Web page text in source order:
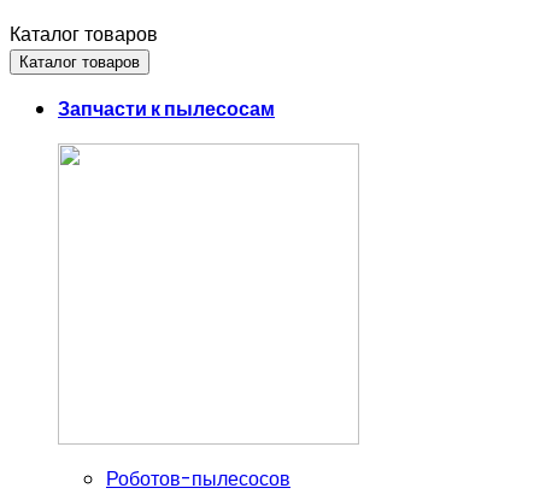
Каталог товаров
Каталог товаров
Запчасти к пылесосам
Роботов-пылесосов